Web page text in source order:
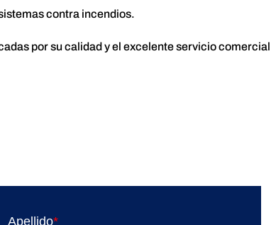
contra incendios.
por su calidad y el excelente servicio comercial